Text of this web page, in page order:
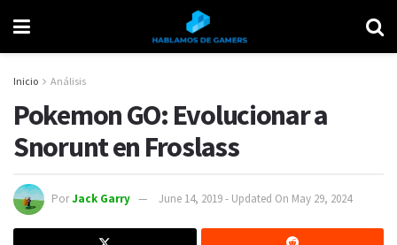
Inicio Análisis
Pokemon GO: Evolucionar a
Snorunt en Froslass
PorJack Garry June 14, 2019 - Updated On May 29, 2024